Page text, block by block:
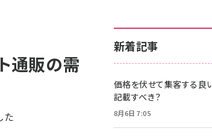
z世
meo
通販の需
た
新着記事
価格を伏せて集客する良
記載すべき？
8月6日 7:05